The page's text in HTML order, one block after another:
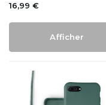
16,99 €
Afficher